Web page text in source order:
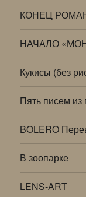
КОНЕЦ
НАЧАЛО
Кукисы (без
Пять писем
BOLERO
В зоопарке
LENS-ART